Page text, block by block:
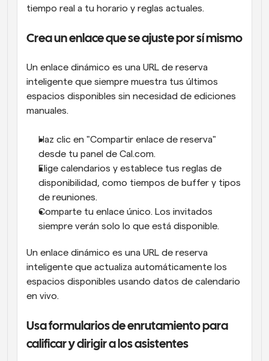
tiempo real a tu horario y reglas actuales.
Crea un enlace que se ajuste por sí mismo
Un enlace dinámico es una URL de reserva
inteligente que siempre muestra tus últimos
espacios disponibles sin necesidad de ediciones
manuales.
Haz clic en "Compartir enlace de reserva"
desde tu panel de Cal.com.
Elige calendarios y establece tus reglas de
disponibilidad, como tiempos de buffer y tipos
de reuniones.
Comparte tu enlace único. Los invitados
siempre verán solo lo que está disponible.
Un enlace dinámico es una URL de reserva
inteligente que actualiza automáticamente los
espacios disponibles usando datos de calendario
en vivo.
Usa formularios de enrutamiento para
calificar y dirigir a los asistentes